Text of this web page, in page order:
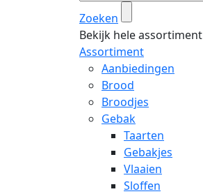
Zoeken
Bekijk hele assortiment
Assortiment
Aanbiedingen
Brood
Broodjes
Gebak
Taarten
Gebakjes
Vlaaien
Sloffen